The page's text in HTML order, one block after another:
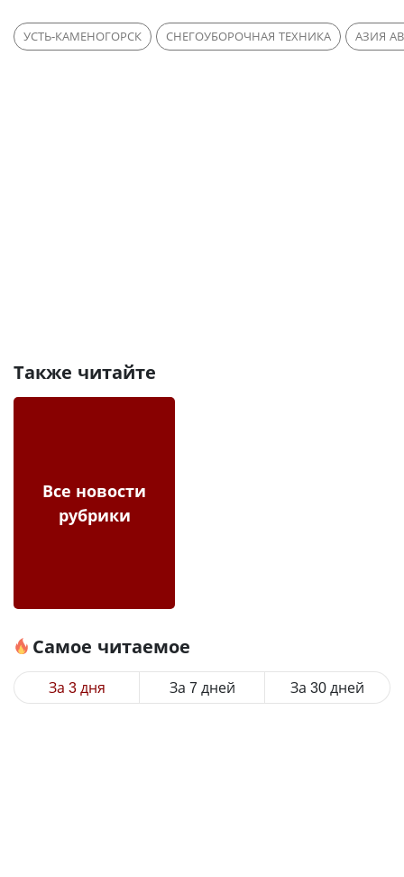
УСТЬ-КАМЕНОГОРСК СНЕГОУБОРОЧНАЯ ТЕХНИКА АЗИЯ
Также читайте
Все новости
рубрики
Самое читаемое
За 3 дня За 7 дней За 30 дней